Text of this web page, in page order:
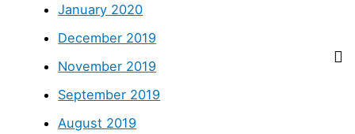
January 2020
December 2019
November 2019
September 2019
August 2019